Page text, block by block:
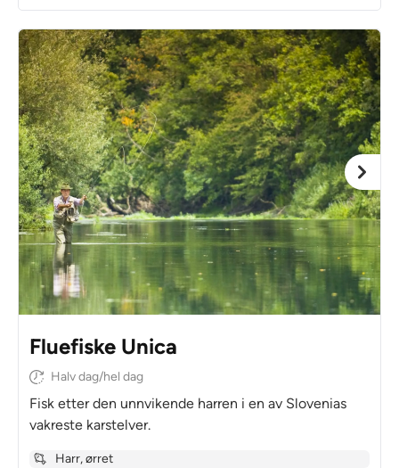
Fluefiske Unica
Halv dag/hel dag
Fisk etter den unnvikende harren i en av Slovenias
vakreste karstelver.
Harr, ørret